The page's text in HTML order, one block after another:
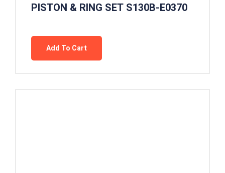
PISTON & RING SET S130B-E0370
Add To Cart